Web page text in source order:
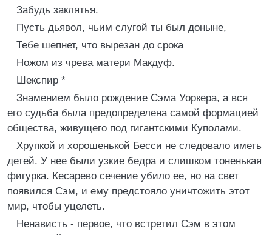
Забудь заклятья.
Пусть дьявол, чьим слугой ты был доныне,
Тебе шепнет, что вырезан до срока
Ножом из чрева матери Макдуф.
Шекспир *
Знамением было рождение Сэма Уоркера, а вся
его судьба была предопределена самой формацией
общества, живущего под гигантскими Куполами.
Хрупкой и хорошенькой Бесси не следовало иметь
детей. У нее были узкие бедра и слишком тоненькая
фигурка. Кесарево сечение убило ее, но на свет
появился Сэм, и ему предстояло уничтожить этот
мир, чтобы уцелеть.
Ненависть - первое, что встретил Сэм в этом